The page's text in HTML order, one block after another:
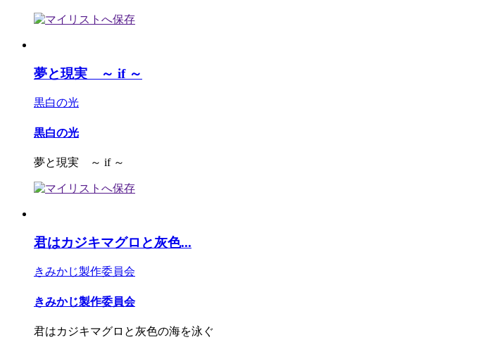
夢と現実 ～ if ～
黒白の光
黒白の光
夢と現実 ～ if ～
君はカジキマグロと灰色...
きみかじ製作委員会
きみかじ製作委員会
君はカジキマグロと灰色の海を泳ぐ